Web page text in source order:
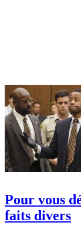
Pour vous
faits divers